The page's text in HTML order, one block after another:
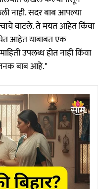
नाही. सदर बाब आपल्या
वाटले. ते मयत आहेत किंवा
आहेत याबाबत एक
उपलब्ध होत नाही किंवा
बाब आहे."